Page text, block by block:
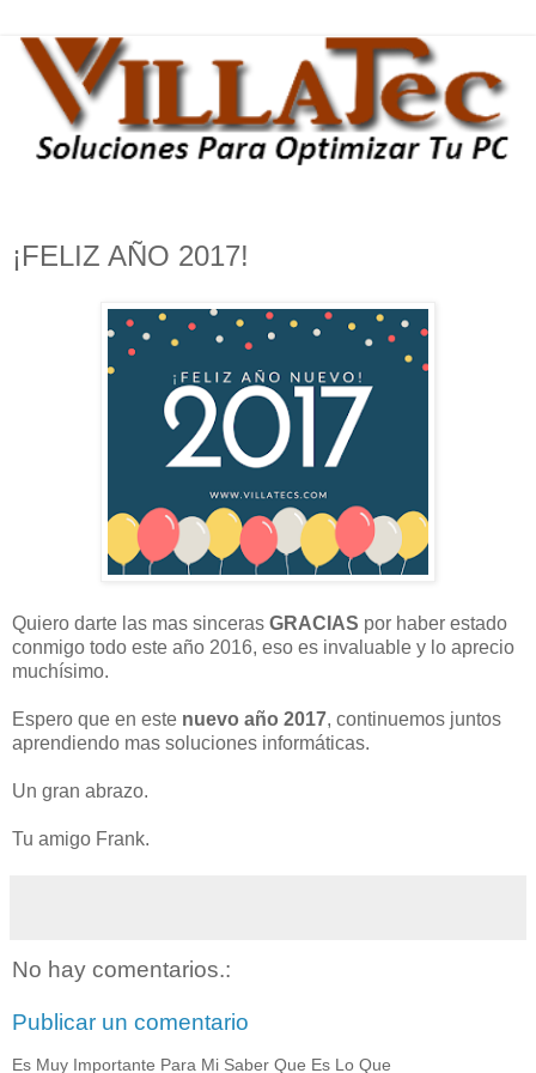
¡FELIZ AÑO 2017!
Quiero darte las mas sinceras GRACIAS por haber estado
conmigo todo este año 2016, eso es invaluable y lo aprecio
muchísimo.
Espero que en este nuevo año 2017, continuemos juntos
aprendiendo mas soluciones informáticas.
Un gran abrazo.
Tu amigo Frank.
No hay comentarios.:
Publicar un comentario
Es Muy Importante Para Mi Saber Que Es Lo Que